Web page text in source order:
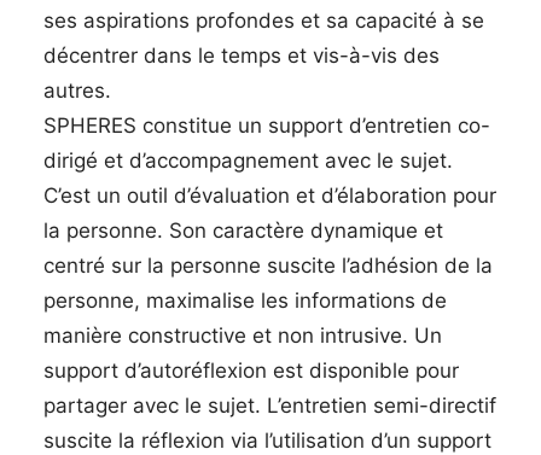
ses aspirations profondes et sa capacité à se
décentrer dans le temps et vis-à-vis des
autres.
SPHERES constitue un support d’entretien co-
dirigé et d’accompagnement avec le sujet.
C’est un outil d’évaluation et d’élaboration pour
la personne. Son caractère dynamique et
centré sur la personne suscite l’adhésion de la
personne, maximalise les informations de
manière constructive et non intrusive. Un
support d’autoréflexion est disponible pour
partager avec le sujet. L’entretien semi-directif
suscite la réflexion via l’utilisation d’un support